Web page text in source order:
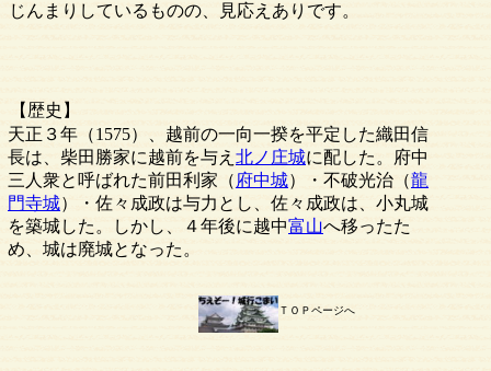
【歴史】
ＴＯＰページへ
じんまりしているものの、見応えありです。
天正３年（1575）、越前の一向一揆を平定した織田信
長は、柴田勝家に越前を与え 北ノ庄城に配した。府中
三人衆と呼ばれた前田利家（ 府中城）・不破光治（龍
門寺城）・佐々成政は与力とし、佐々成政は、小丸城
を築城した。しかし、４年後に越中富山へ移ったた
め、城は廃城となった。